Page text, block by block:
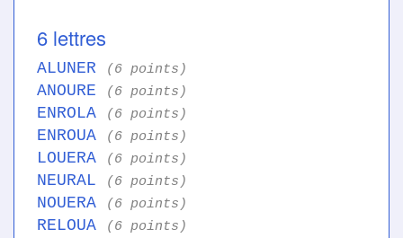
6 lettres
ALUNER (6 points)
ANOURE (6 points)
ENROLA (6 points)
ENROUA (6 points)
LOUERA (6 points)
NEURAL (6 points)
NOUERA (6 points)
RELOUA (6 points)